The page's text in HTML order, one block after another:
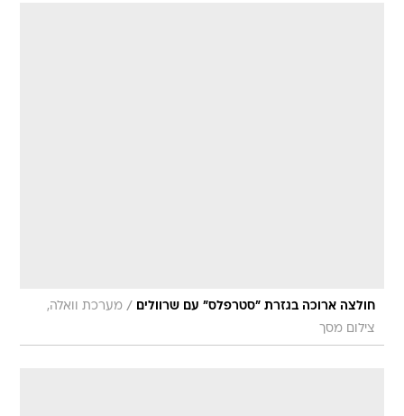
חולצה ארוכה בגזרת "סטרפלס" עם שרוולים / מערכת וואלה,
צילום מסך